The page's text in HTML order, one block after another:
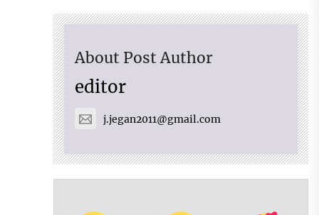
About Post Author
editor
j.jegan2011@gmail.com